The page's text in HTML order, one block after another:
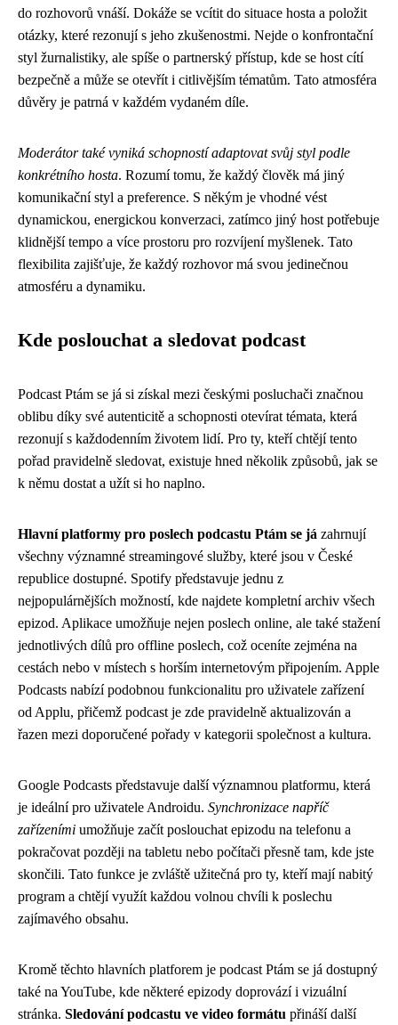
do rozhovorů vnáší. Dokáže se vcítit do situace hosta a položit
otázky, které rezonují s jeho zkušenostmi. Nejde o konfrontační
styl žurnalistiky, ale spíše o partnerský přístup, kde se host cítí
bezpečně a může se otevřít i citlivějším tématům. Tato atmosféra
důvěry je patrná v každém vydaném díle.
Moderátor také vyniká schopností adaptovat svůj styl podle
konkrétního hosta. Rozumí tomu, že každý člověk má jiný
komunikační styl a preference. S někým je vhodné vést
dynamickou, energickou konverzaci, zatímco jiný host potřebuje
klidnější tempo a více prostoru pro rozvíjení myšlenek. Tato
flexibilita zajišťuje, že každý rozhovor má svou jedinečnou
atmosféru a dynamiku.
Kde poslouchat a sledovat podcast
Podcast Ptám se já si získal mezi českými posluchači značnou
oblibu díky své autenticitě a schopnosti otevírat témata, která
rezonují s každodenním životem lidí. Pro ty, kteří chtějí tento
pořad pravidelně sledovat, existuje hned několik způsobů, jak se
k němu dostat a užít si ho naplno.
Hlavní platformy pro poslech podcastu Ptám se já zahrnují
všechny významné streamingové služby, které jsou v České
republice dostupné. Spotify představuje jednu z
nejpopulárnějších možností, kde najdete kompletní archiv všech
epizod. Aplikace umožňuje nejen poslech online, ale také stažení
jednotlivých dílů pro offline poslech, což oceníte zejména na
cestách nebo v místech s horším internetovým připojením. Apple
Podcasts nabízí podobnou funkcionalitu pro uživatele zařízení
od Applu, přičemž podcast je zde pravidelně aktualizován a
řazen mezi doporučené pořady v kategorii společnost a kultura.
Google Podcasts představuje další významnou platformu, která
je ideální pro uživatele Androidu. Synchronizace napříč
zařízeními umožňuje začít poslouchat epizodu na telefonu a
pokračovat později na tabletu nebo počítači přesně tam, kde jste
skončili. Tato funkce je zvláště užitečná pro ty, kteří mají nabitý
program a chtějí využít každou volnou chvíli k poslechu
zajímavého obsahu.
Kromě těchto hlavních platforem je podcast Ptám se já dostupný
také na YouTube, kde některé epizody doprovází i vizuální
stránka. Sledování podcastu ve video formátu přináší další